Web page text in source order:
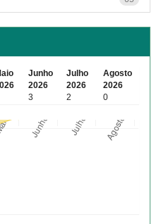
Junho
2026
Julho
2026
Agosto
2026
3 2 0